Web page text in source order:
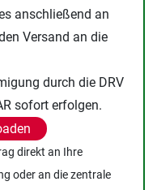
anschließend an
Versand an die
durch die DRV
sofort erfolgen.
direkt an Ihre
oder an die zentrale